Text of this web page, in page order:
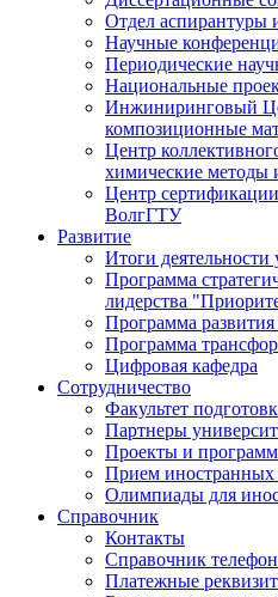
Отдел аспирантуры
Научные
Периодические
Национальные
Инжиниринговый
композиционные
Центр
химические методы
Центр
ВолгГТУ
Развитие
Итоги деятельности
Программа
лидерства
Программа
Программа
Цифровая кафедра
Сотрудничество
Факультет
Партнеры
Проекты и
Прием иностранных
Олимпиады для
Справочник
Контакты
Справочник
Платежные